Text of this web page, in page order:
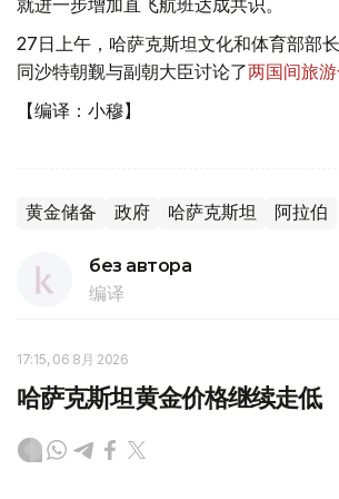
27日上午，哈萨克斯坦文化和体育部部
同沙特朝觐与副朝大臣讨论了两国间旅
【编译：小穆】
黄金储备 政府 哈萨克斯坦 阿拉伯
без автора
编译
17:15, 06 8月 2026
哈萨克斯坦黄金价格继续走低